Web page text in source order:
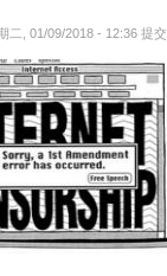
二, 01/09/2018 - 12:36 提交